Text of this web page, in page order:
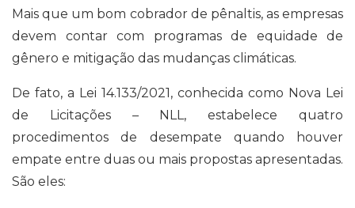
Mais que um bom cobrador de pênaltis, as empresas
devem contar com programas de equidade de
gênero e mitigação das mudanças climáticas.
De fato, a Lei 14.133/2021, conhecida como Nova Lei
de Licitações – NLL, estabelece quatro
procedimentos de desempate quando houver
empate entre duas ou mais propostas apresentadas.
São eles: